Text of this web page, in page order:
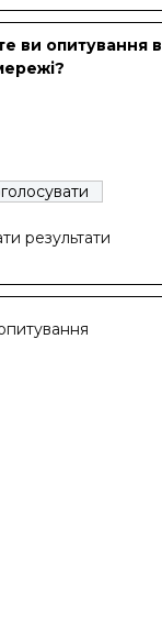
ви опитування в
результати